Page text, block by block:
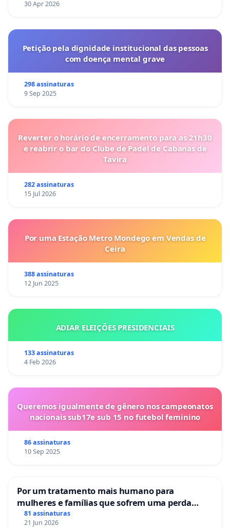
30 Apr 2026
Petição pela dignidade institucional das pessoas
com doença mental grave
298 assinaturas
9 Sep 2025
Reverter o horário de encerramento para as 21h30
e reabrir o bar do Clube de Padel de Cabanas de
Tavira
282 assinaturas
15 Jul 2026
Por uma Estação Metro Mondego em Vendas de
Ceira
388 assinaturas
12 Jun 2025
ADIAR ELEIÇÕES PRESIDENCIAIS
133 assinaturas
4 Feb 2026
Queremos igualmente de gênero nos campeonatos
nacionais sub17e sub 15 no futebol feminino
86 assinaturas
10 Sep 2025
Por um tratamento mais humano para
mulheres e famílias que sofrem uma perda
gestacional nos hospitais portugueses
81 assinaturas
21 Jun 2026